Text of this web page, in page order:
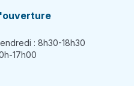
: 8h30-18h30
17h00